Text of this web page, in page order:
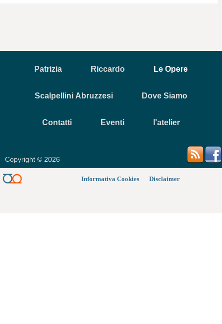
Patrizia Riccardo Le Opere
Scalpellini Abruzzesi Dove Siamo
Contatti Eventi l'atelier
Copyright © 2026
Disclaimer
Informativa Cookies